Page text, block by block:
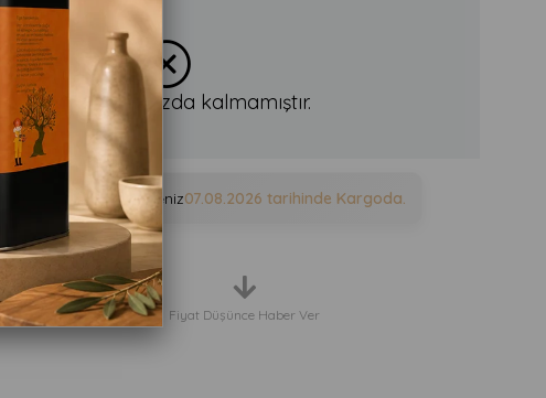
Ürün stoklarımızda kalmamıştır.
içerisinde sipariş verirseniz07.08.2026 tarihinde Kargoda.
Alışveriş Listeme Ekle Fiyat Düşünce Haber Ver